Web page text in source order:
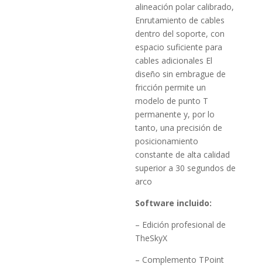
alineación polar calibrado,
Enrutamiento de cables
dentro del soporte, con
espacio suficiente para
cables adicionales El
diseño sin embrague de
fricción permite un
modelo de punto T
permanente y, por lo
tanto, una precisión de
posicionamiento
constante de alta calidad
superior a 30 segundos de
arco
Software incluido:
– Edición profesional de
TheSkyX
– Complemento TPoint